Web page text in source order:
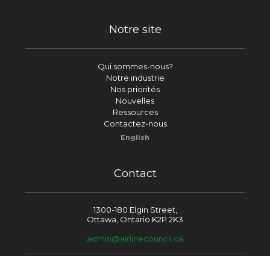
Notre site
Qui sommes-nous?
Notre industrie
Nos priorités
Nouvelles
Ressources
Contactez-nous
English
Contact
1300-180 Elgin Street,
Ottawa, Ontario K2P 2K3
admin@airlinecouncil.ca